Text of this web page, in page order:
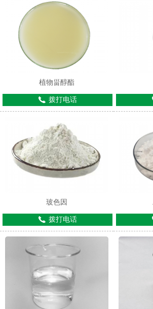
植物甾醇酯
拨打电话
玻色因
拨打电话